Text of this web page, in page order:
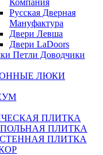
Компания
Русская Дверная
Мануфактура
Двери Левша
Двери LaDoors
Петли Доводчики
ЛЮКИ
ПЛИТКА
ПЛИТКА
ПЛИТКА